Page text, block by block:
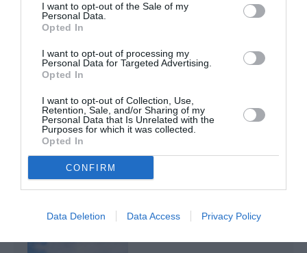
I want to opt-out of the Sale of my
Personal Data.
Opted In
I want to opt-out of processing my
Personal Data for Targeted Advertising.
Opted In
I want to opt-out of Collection, Use,
Retention, Sale, and/or Sharing of my
Personal Data that Is Unrelated with the
Purposes for which it was collected.
Opted In
CONFIRM
Data Deletion Data Access Privacy Policy
air france emirates
APRÈS EMIRATES,
CAUSE LA RÉCEPTION